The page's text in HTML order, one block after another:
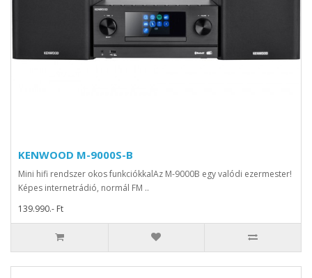
KENWOOD M-9000S-B
Mini hifi rendszer okos funkciókkalAz M-9000B egy valódi ezermester!
Képes internetrádió, normál FM ..
139.990.- Ft